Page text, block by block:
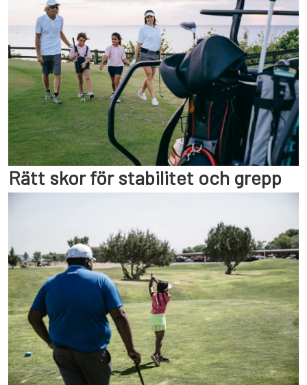
Rätt skor för stabilitet och grepp